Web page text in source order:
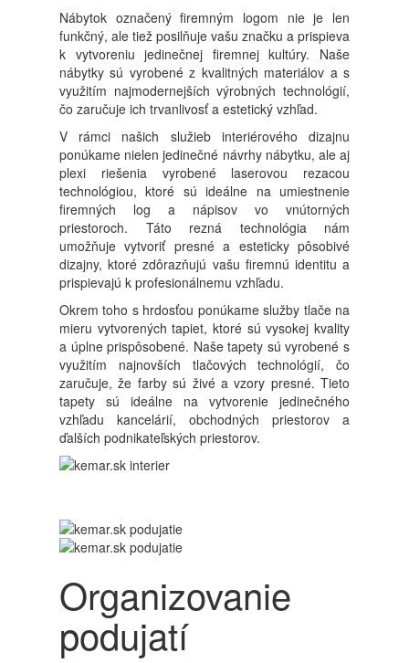
Nábytok označený firemným logom nie je len
funkčný, ale tiež posilňuje vašu značku a prispieva
k vytvoreniu jedinečnej firemnej kultúry. Naše
nábytky sú vyrobené z kvalitných materiálov a s
využitím najmodernejších výrobných technológií,
čo zaručuje ich trvanlivosť a estetický vzhľad.
V rámci našich služieb interiérového dizajnu
ponúkame nielen jedinečné návrhy nábytku, ale aj
plexi riešenia vyrobené laserovou rezacou
technológiou, ktoré sú ideálne na umiestnenie
firemných log a nápisov vo vnútorných
priestoroch. Táto rezná technológia nám
umožňuje vytvoriť presné a esteticky pôsobivé
dizajny, ktoré zdôrazňujú vašu firemnú identitu a
prispievajú k profesionálnemu vzhľadu.
Okrem toho s hrdosťou ponúkame služby tlače na
mieru vytvorených tapiet, ktoré sú vysokej kvality
a úplne prispôsobené. Naše tapety sú vyrobené s
využitím najnovších tlačových technológií, čo
zaručuje, že farby sú živé a vzory presné. Tieto
tapety sú ideálne na vytvorenie jedinečného
vzhľadu kancelárií, obchodných priestorov a
ďalších podnikateľských priestorov.
Organizovanie
podujatí